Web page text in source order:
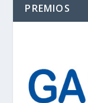
PREMIOS